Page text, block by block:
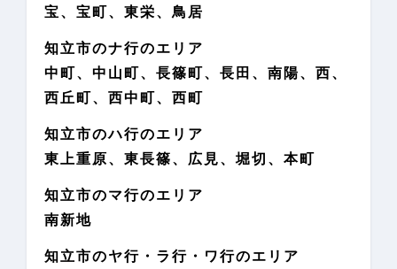
宝、宝町、東栄、鳥居
知立市のナ行のエリア
中町、中山町、長篠町、長田、南陽、西、
西丘町、西中町、西町
知立市のハ行のエリア
東上重原、東長篠、広見、堀切、本町
知立市のマ行のエリア
南新地
知立市のヤ行・ラ行・ワ行のエリア